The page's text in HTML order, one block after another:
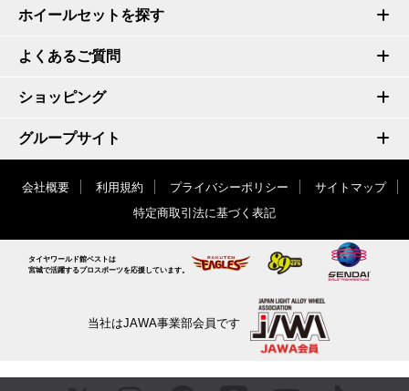
ホイールセットを探す
よくあるご質問
ショッピング
グループサイト
会社概要 利用規約 プライバシーポリシー
サイトマップ
特定商取引法に基づく表記
タイヤワールド館ベストは
宮城で活躍するプロスポーツを応援しています。
当社はJAWA事業部会員です